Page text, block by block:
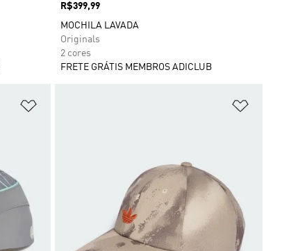
Preço
R$399,99
MOCHILA LAVADA
Originals
2 cores
FRETE GRÁTIS MEMBROS ADICLUB